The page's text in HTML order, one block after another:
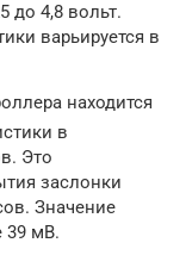
до 4,8 вольт.
варьируется в
находится
в
Это
заслонки
Значение
39 мВ.